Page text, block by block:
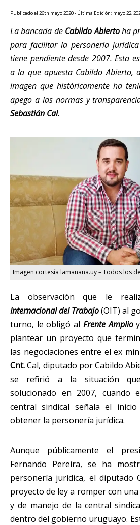
Publicado el 26th mayo 2020 - Última Edición: mayo 22,
La bancada de Cabildo Abiertoha
para facilitar la personería
tiene pendiente desde 2007. Esta
a la que apuesta Cabildo Abierto,
imagen que históricamente ha
apego a las normas y
Sebastián Cal.
Imagen cortesía lamañana.uy – Todos los
La observación que le
Internacional del Trabajo(OIT) al
turno, le obligó al Frente Amplioy
plantear un proyecto que
las negociaciones entre el ex
Cnt.Cal, diputado por Cabildo
se refirió a la situación
solucionado en 2007, cuando
central sindical señala el
obtener la personería jurídica.
Aunque públicamente el
Fernando Pereira, se ha
personería jurídica, el diputado
proyecto de ley a romper con
y de manejo de la central
dentro del gobierno uruguayo.